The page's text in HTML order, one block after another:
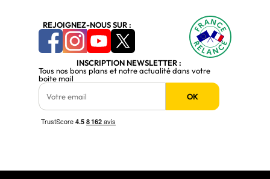
REJOIGNEZ-NOUS SUR :
INSCRIPTION NEWSLETTER :
Tous nos bons plans et notre actualité dans votre
boite mail
OK